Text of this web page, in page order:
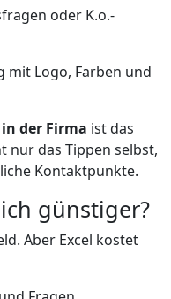
oder K.o.-
mit Logo, Farben und
der Firma ist das
nur das Tippen selbst,
Kontaktpunkte.
günstiger?
Aber Excel kostet